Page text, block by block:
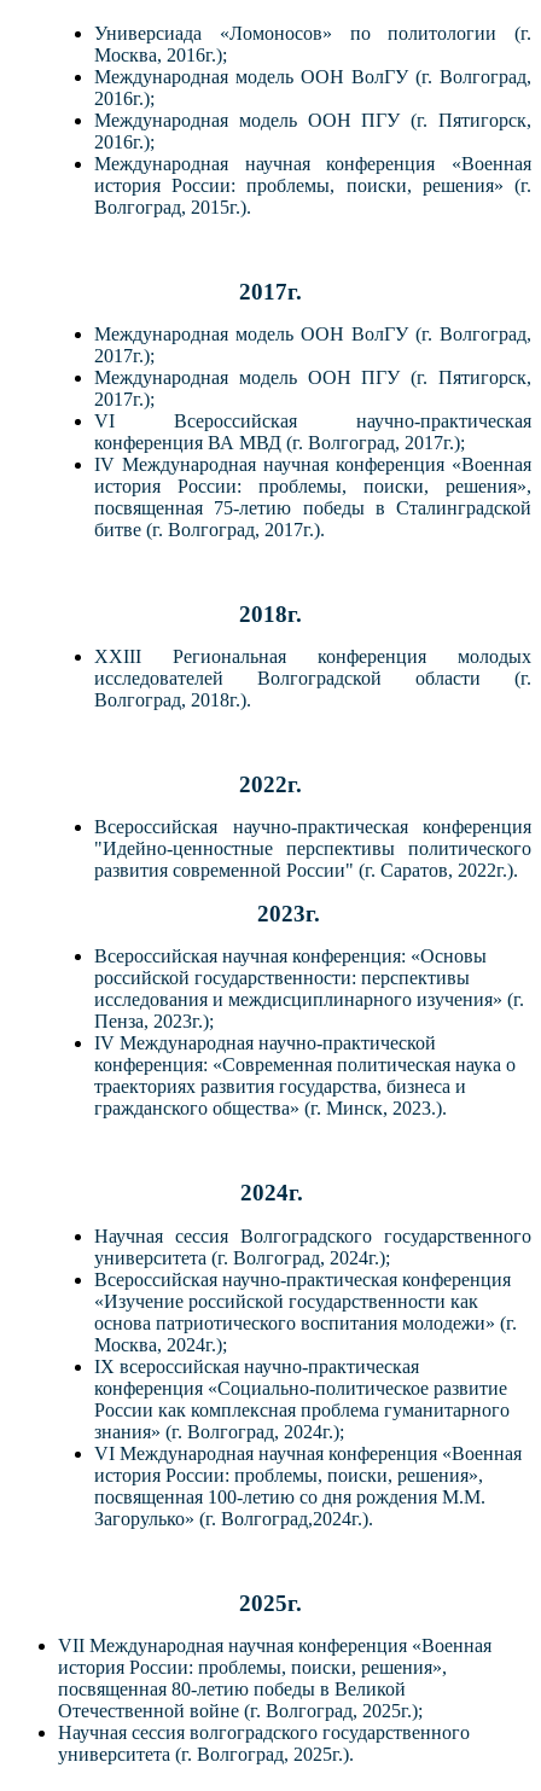
Универсиада «Ломоносов» по политологии (г.
Москва, 2016г.);
Международная модель ООН ВолГУ (г. Волгоград,
2016г.);
Международная модель ООН ПГУ (г. Пятигорск,
2016г.);
Международная научная конференция «Военная
история России: проблемы, поиски, решения» (г.
Волгоград, 2015г.).
2017г.
Международная модель ООН ВолГУ (г. Волгоград,
2017г.);
Международная модель ООН ПГУ (г. Пятигорск,
2017г.);
VI Всероссийская научно-практическая
конференция ВА МВД (г. Волгоград, 2017г.);
IV Международная научная конференция «Военная
история России: проблемы, поиски, решения»,
посвященная 75-летию победы в Сталинградской
битве (г. Волгоград, 2017г.).
2018г.
XXIII Региональная конференция молодых
исследователей Волгоградской области (г.
Волгоград, 2018г.).
2022г.
Всероссийская научно-практическая конференция
"Идейно-ценностные перспективы политического
развития современной России" (г. Саратов, 2022г.).
2023г.
Всероссийская научная конференция: «Основы
российской государственности: перспективы
исследования и междисциплинарного изучения» (г.
Пенза, 2023г.);
IV Международная научно-практической
конференция: «Современная политическая наука о
траекториях развития государства, бизнеса и
гражданского общества» (г. Минск, 2023.).
2024г.
Научная сессия Волгоградского государственного
университета (г. Волгоград, 2024г.);
Всероссийская научно-практическая конференция
«Изучение российской государственности как
основа патриотического воспитания молодежи» (г.
Москва, 2024г.);
IX всероссийская научно-практическая
конференция «Социально-политическое развитие
России как комплексная проблема гуманитарного
знания» (г. Волгоград, 2024г.);
VI Международная научная конференция «Военная
история России: проблемы, поиски, решения»,
посвященная 100-летию со дня рождения М.М.
Загорулько» (г. Волгоград,2024г.).
2025г.
VII Международная научная конференция «Военная
история России: проблемы, поиски, решения»,
посвященная 80-летию победы в Великой
Отечественной войне (г. Волгоград, 2025г.);
Научная сессия волгоградского государственного
университета (г. Волгоград, 2025г.).